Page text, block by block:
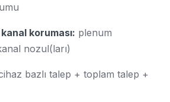
koruması: plenum
nozul(ları)
bazlı talep + toplam talep +